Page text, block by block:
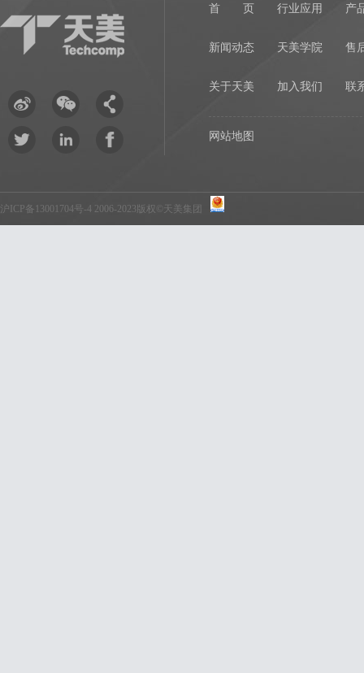
首 页 行业应用 产
新闻动态 天美学院 售
关于天美 加入我们 联
网站地图
沪ICP备13001704号-4 2006-2023版权©天美集团